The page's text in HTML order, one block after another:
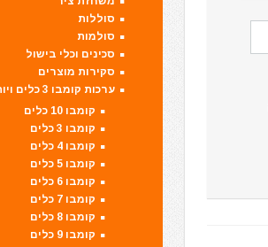
סוללות
סולמות
סכינים וכלי בישול
סקירות מוצרים
ערכות קומבו 3 כלים ויותר
קומבו 10 כלים
קומבו 3 כלים
קומבו 4 כלים
קומבו 5 כלים
קומבו 6 כלים
קומבו 7 כלים
קומבו 8 כלים
קומבו 9 כלים